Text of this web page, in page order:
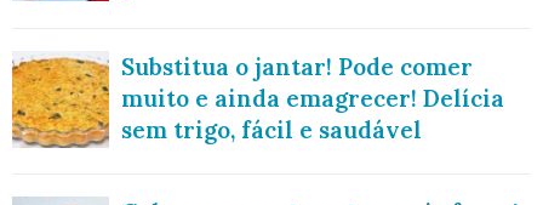
Substitua o jantar! Pode comer
muito e ainda emagrecer! Delícia
sem trigo, fácil e saudável